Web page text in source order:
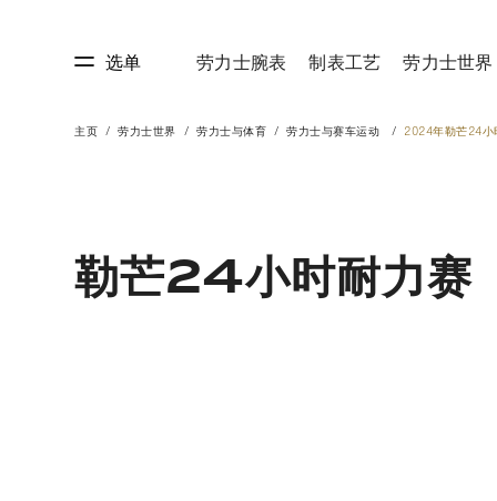
选单 劳力士腕表 制表工艺 劳力士世界
主页 劳力士世界 劳力士与体育 劳力士与赛车运动 2024年勒芒24小
勒芒24小时耐力赛